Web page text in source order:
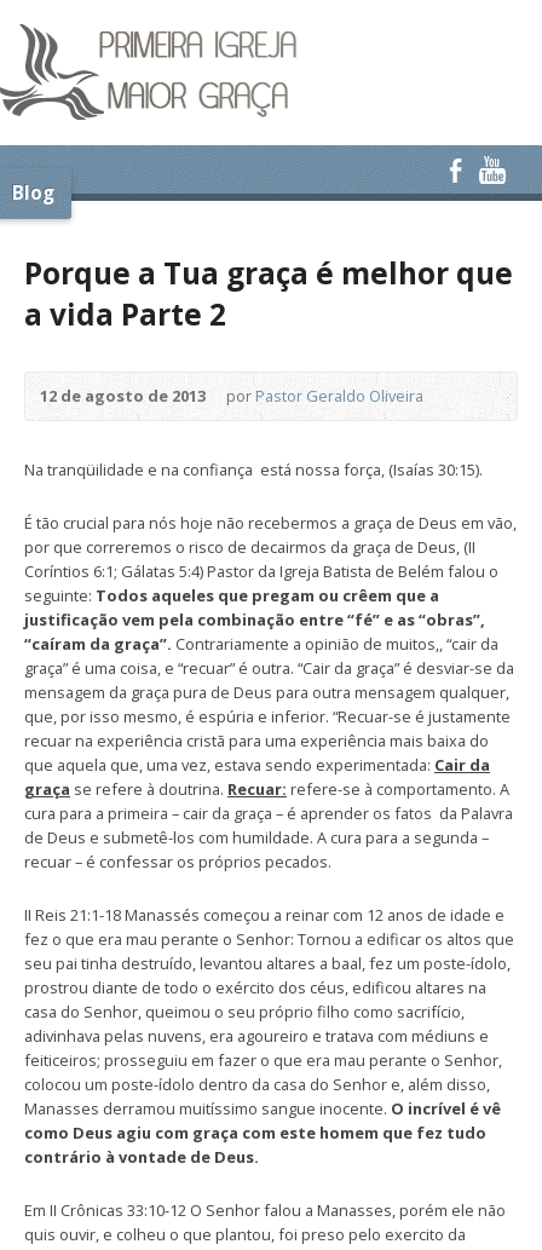
Blog
Porque a Tua graça é melhor que
a vida Parte 2
12 de agosto de 2013 porPastor Geraldo Oliveira
Na tranqüilidade e na confiança está nossa força, (Isaías 30:15).
É tão crucial para nós hoje não recebermos a graça de Deus em vão,
por que correremos o risco de decairmos da graça de Deus, (II
Coríntios 6:1; Gálatas 5:4) Pastor da Igreja Batista de Belém falou o
seguinte: Todos aqueles que pregam ou crêem que a
justificação vem pela combinação entre “fé” e as “obras”,
“caíram da graça”. Contrariamente a opinião de muitos,, “cair da
graça” é uma coisa, e “recuar” é outra. “Cair da graça” é desviar-se da
mensagem da graça pura de Deus para outra mensagem qualquer,
que, por isso mesmo, é espúria e inferior. “Recuar-se é justamente
recuar na experiência cristã para uma experiência mais baixa do
que aquela que, uma vez, estava sendo experimentada: Cair da
graça se refere à doutrina. Recuar: refere-se à comportamento. A
cura para a primeira – cair da graça – é aprender os fatos da Palavra
de Deus e submetê-los com humildade. A cura para a segunda –
recuar – é confessar os próprios pecados.
II Reis 21:1-18 Manassés começou a reinar com 12 anos de idade e
fez o que era mau perante o Senhor: Tornou a edificar os altos que
seu pai tinha destruído, levantou altares a baal, fez um poste-ídolo,
prostrou diante de todo o exército dos céus, edificou altares na
casa do Senhor, queimou o seu próprio filho como sacrifício,
adivinhava pelas nuvens, era agoureiro e tratava com médiuns e
feiticeiros; prosseguiu em fazer o que era mau perante o Senhor,
colocou um poste-ídolo dentro da casa do Senhor e, além disso,
Manasses derramou muitíssimo sangue inocente. O incrível é vê
como Deus agiu com graça com este homem que fez tudo
contrário à vontade de Deus.
Em II Crônicas 33:10-12 O Senhor falou a Manasses, porém ele não
quis ouvir, e colheu o que plantou, foi preso pelo exercito da